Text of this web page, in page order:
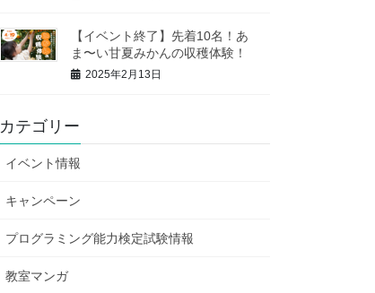
【イベント終了】先着10名！あ
ま〜い甘夏みかんの収穫体験！
2025年2月13日
カテゴリー
イベント情報
キャンペーン
プログラミング能力検定試験情報
教室マンガ